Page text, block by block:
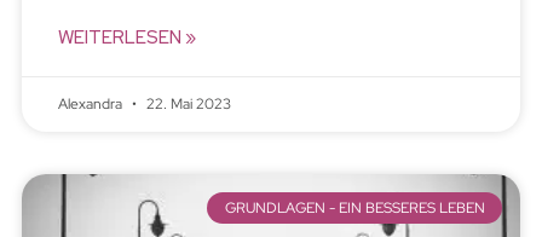
WEITERLESEN »
Alexandra 22. Mai 2023
GRUNDLAGEN - EIN BESSERES LEBEN